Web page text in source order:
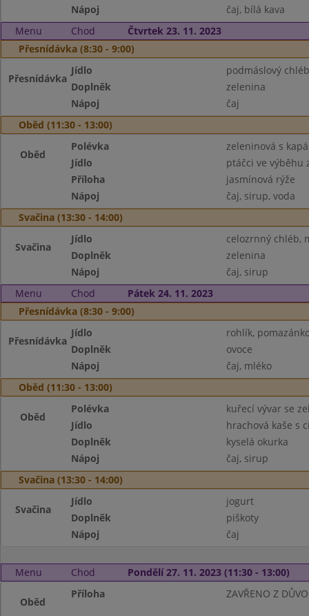
Nápoj
čaj, bílá kava
Menu
Chod
Čtvrtek 23. 11. 2023
Přesnídávka (8:30 - 9:00)
Přesnídávka
Jídlo
podmáslový
Doplněk
zelenina
Nápoj
čaj
Oběd (11:30 - 13:00)
Oběd
Polévka
zeleninová s
Jídlo
ptáčci ve výběhu
Příloha
jasmínová rýže
Nápoj
čaj, sirup, voda
Svačina (13:30 - 14:00)
Svačina
Jídlo
celozrnný chléb,
Doplněk
zelenina
Nápoj
čaj, sirup
Menu
Chod
Pátek 24. 11. 2023
Přesnídávka (8:30 - 9:00)
Přesnídávka
Jídlo
rohlík,
Doplněk
ovoce
Nápoj
čaj, mléko
Oběd (11:30 - 13:00)
Oběd
Polévka
kuřecí vývar se
Jídlo
hrachová kaše s
Doplněk
kyselá okurka
Nápoj
čaj, sirup
Svačina (13:30 - 14:00)
Svačina
Jídlo
jogurt
Doplněk
piškoty
Nápoj
čaj
Menu Chod Pondělí 27. 11. 2023 (11:30 - 13:00)
Oběd
Příloha ZAVŘENO Z